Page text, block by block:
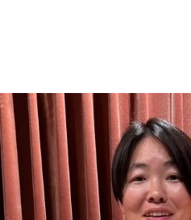
イベント・グッズ
YouTube
会社情報